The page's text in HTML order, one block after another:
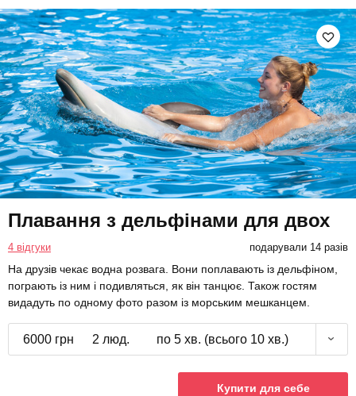
Плавання з дельфінами для двох
4 відгуки подарували 14 разів
На друзів чекає водна розвага. Вони поплавають із дельфіном,
пограють із ним і подивляться, як він танцює. Також гостям
видадуть по одному фото разом із морським мешканцем.
6000 грн 2 люд. по 5 хв. (всього 10 хв.)
Купити для себе